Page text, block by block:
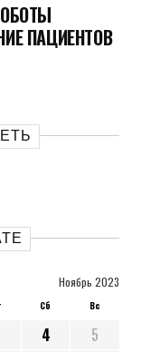
ПАЦИЕНТОВ
Ноябрь 2023
Сб Вс
4
5